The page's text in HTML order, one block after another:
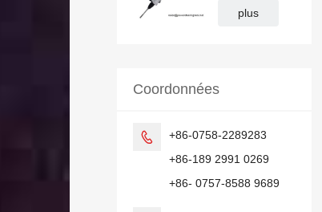
E632 1754788
plus
Coordonnées

+86-0758-2289283
+86-189 2991 0269
+86- 0757-8588 9689